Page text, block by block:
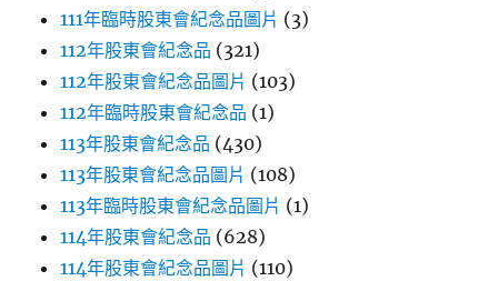
111年臨時股東會紀念品圖片 (3)
112年股東會紀念品 (321)
112年股東會紀念品圖片 (103)
112年臨時股東會紀念品 (1)
113年股東會紀念品 (430)
113年股東會紀念品圖片 (108)
113年臨時股東會紀念品圖片 (1)
114年股東會紀念品 (628)
114年股東會紀念品圖片 (110)